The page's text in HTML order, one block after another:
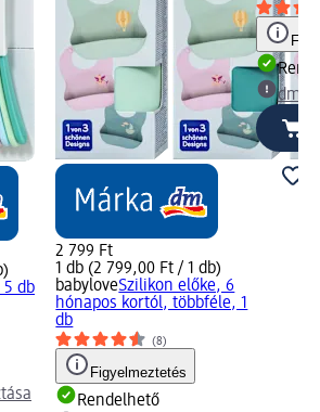
5 db
2 799 Ft
1 db (2 799,00 Ft / 1 db)
babyloveSzilikon előke, 6
hónapos kortól, többféle, 1
db
(8)
Figyelmeztetés
Rendelhető
dm